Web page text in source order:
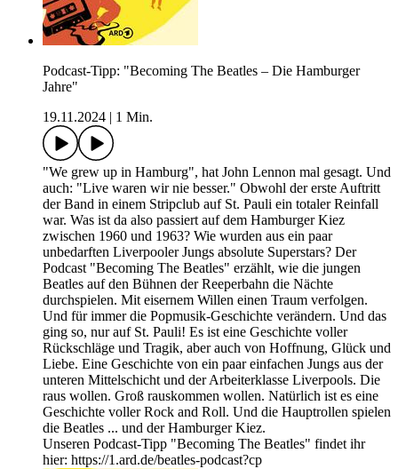
Podcast-Tipp: "Becoming The Beatles – Die Hamburger
Jahre"
19.11.2024
1 Min.
"We grew up in Hamburg", hat John Lennon mal gesagt. Und
auch: "Live waren wir nie besser." Obwohl der erste Auftritt
der Band in einem Stripclub auf St. Pauli ein totaler Reinfall
war. Was ist da also passiert auf dem Hamburger Kiez
zwischen 1960 und 1963? Wie wurden aus ein paar
unbedarften Liverpooler Jungs absolute Superstars? Der
Podcast "Becoming The Beatles" erzählt, wie die jungen
Beatles auf den Bühnen der Reeperbahn die Nächte
durchspielen. Mit eisernem Willen einen Traum verfolgen.
Und für immer die Popmusik-Geschichte verändern. Und das
ging so, nur auf St. Pauli! Es ist eine Geschichte voller
Rückschläge und Tragik, aber auch von Hoffnung, Glück und
Liebe. Eine Geschichte von ein paar einfachen Jungs aus der
unteren Mittelschicht und der Arbeiterklasse Liverpools. Die
raus wollen. Groß rauskommen wollen. Natürlich ist es eine
Geschichte voller Rock and Roll. Und die Hauptrollen spielen
die Beatles ... und der Hamburger Kiez.
Unseren Podcast-Tipp "Becoming The Beatles" findet ihr
hier: https://1.ard.de/beatles-podcast?cp